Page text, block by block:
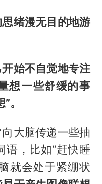
绪漫无目的地游
始不自觉地专注
想一些舒缓的事
。
大脑传递一些抽
语，比如“赶快睡
就会处于紧绷状